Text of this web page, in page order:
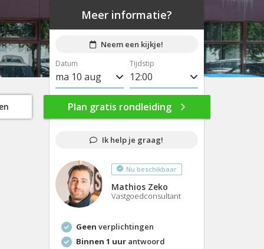
Meer informatie?
Neem een kijkje!
Datum
ma 10 aug
di 11 aug
wo 12 aug
do 13 aug
vr 14 aug
ma 17 aug
wo 19 aug
Tijdstip
8:00
8:30
9:00
9:30
10:00
10:30
11:30
Plan gratis rondleiding
Ik help je graag!
Nu beschikbaar
Mathios Zeko
Vastgoedconsultant
Geen verplichtingen
Binnen 1 uurantwoord